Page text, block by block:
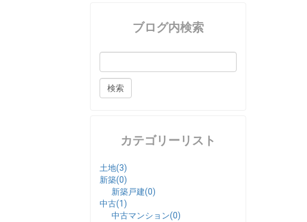
ブログ内検索
カテゴリーリスト
土地(3)
新築(0)
新築戸建(0)
中古(1)
中古マンション(0)